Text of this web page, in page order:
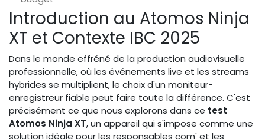
Introduction au Atomos Ninja
XT et Contexte IBC 2025
Dans le monde effréné de la production audiovisuelle
professionnelle, où les événements live et les streams
hybrides se multiplient, le choix d'un moniteur-
enregistreur fiable peut faire toute la différence. C'est
précisément ce que nous explorons dans ce test
Atomos Ninja XT, un appareil qui s'impose comme une
solution idéale pour les responsables com' et les